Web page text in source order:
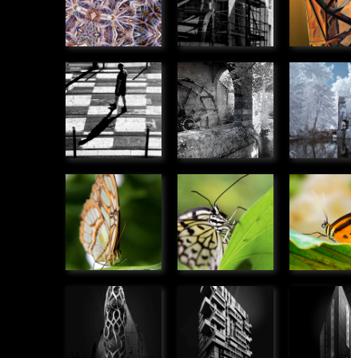
Pion
» Humanité
Le moulin
des
Béchets
» Panoramique
Le
des
»
Siproeta
stelenes
» Microcosmos
Idea
leuconoe
» Microcosmos »
Immeuble
rue de
Meudon,
Immeuble
rue Beck,
Bordeaux
» Urbain
des